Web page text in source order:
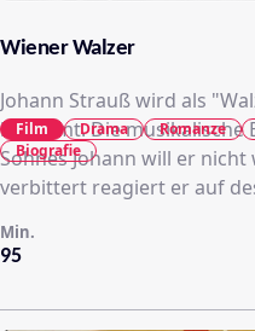
Wiener Walzer
Johann Strauß wird als
berühmt. Die musikalische
Sohnes Johann will er
verbittert reagiert er auf
95
Min.
Film Drama Romanze
Biografie